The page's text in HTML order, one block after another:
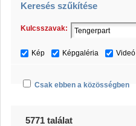
Keresés szűkítése
Kulcsszavak:
Kép Képgaléria Videó
Csak ebben a közösségben
5771 találat